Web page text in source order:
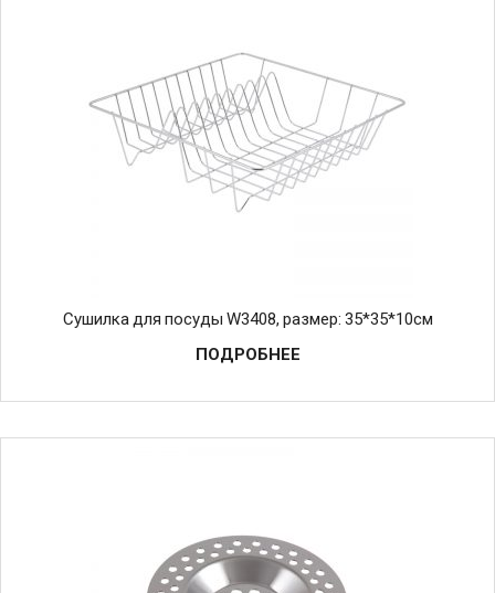
Cушилка для посуды W3408, размер: 35*35*10см
ПОДРОБНЕЕ